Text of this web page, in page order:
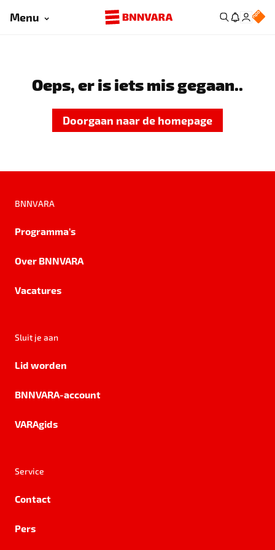
Menu
Oeps, er is iets mis gegaan..
Doorgaan naar de homepage
BNNVARA
Programma's
Over BNNVARA
Vacatures
Sluit je aan
Lid worden
BNNVARA-account
VARAgids
Service
Contact
Pers